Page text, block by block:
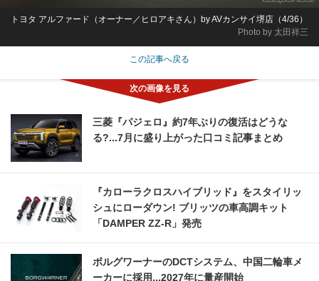
Photo by 太田祥三
トヨタ アルファード（オーナー／ヒロアキさん）by AVカンサイ堺店（4/36）
この記事へ戻る
三菱『パジェロ』約7年ぶりの復活はどうな
る?...7月に盛り上がった口コミ記事まとめ
『カローラクロスハイブリッド』をスタイリッ
シュにローダウン! ブリッツの車高調キット
「DAMPER ZZ-R」発売
ボルグワーナーのDCTシステム、中国二輪車メ
ーカーに採用...2027年に量産開始